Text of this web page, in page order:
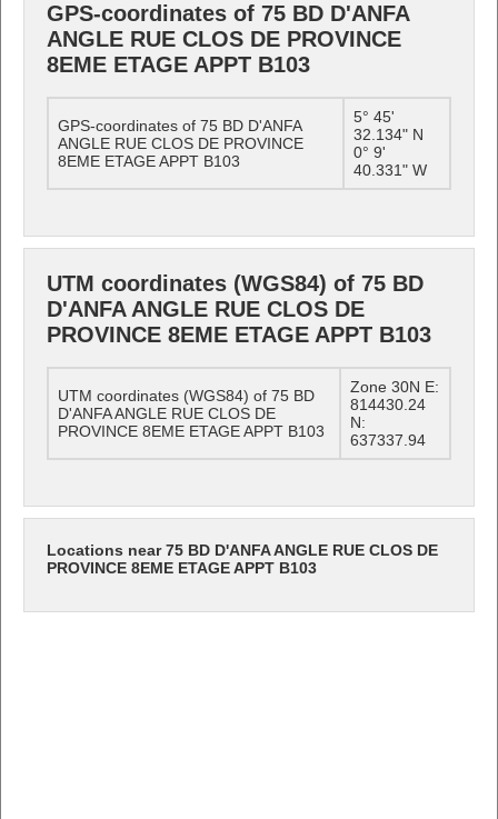
GPS-coordinates of 75 BD D'ANFA
ANGLE RUE CLOS DE PROVINCE
8EME ETAGE APPT B103
GPS-coordinates of 75 BD D'ANFA
ANGLE RUE CLOS DE PROVINCE
8EME ETAGE APPT B103
5° 45'
32.134" N
0° 9'
40.331" W
UTM coordinates (WGS84) of 75 BD
D'ANFA ANGLE RUE CLOS DE
PROVINCE 8EME ETAGE APPT B103
UTM coordinates (WGS84) of 75 BD
D'ANFA ANGLE RUE CLOS DE
PROVINCE 8EME ETAGE APPT B103
Zone 30N E:
814430.24
N:
637337.94
Locations near 75 BD D'ANFA ANGLE RUE CLOS DE
PROVINCE 8EME ETAGE APPT B103